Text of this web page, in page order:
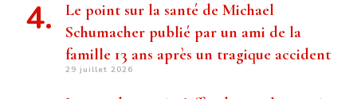
Le point sur la santé de Michael
Schumacher publié par un ami de la
famille 13 ans après un tragique accident
29 juillet 2026